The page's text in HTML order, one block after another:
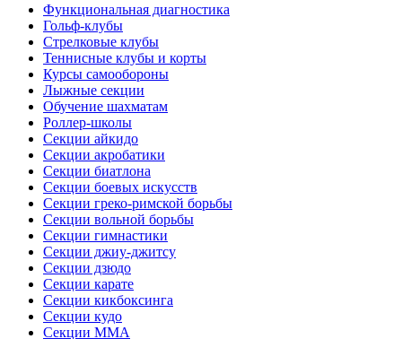
Функциональная диагностика
Гольф-клубы
Стрелковые клубы
Теннисные клубы и корты
Курсы самообороны
Лыжные секции
Обучение шахматам
Роллер-школы
Секции айкидо
Секции акробатики
Секции биатлона
Секции боевых искусств
Секции греко-римской борьбы
Секции вольной борьбы
Секции гимнастики
Секции джиу-джитсу
Секции дзюдо
Секции карате
Секции кикбоксинга
Секции кудо
Секции ММА